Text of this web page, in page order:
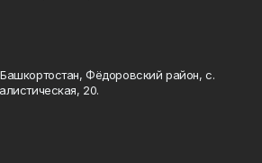
Фёдоровский район, с.
20.